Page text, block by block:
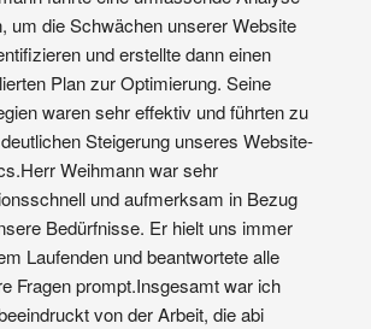
um die Schwächen unserer Website
und erstellte dann einen
Plan zur Optimierung. Seine
waren sehr effektiv und führten zu
Steigerung unseres Website-
Weihmann war sehr
und aufmerksam in Bezug
Bedürfnisse. Er hielt uns immer
Laufenden und beantwortete alle
Fragen prompt.Insgesamt war ich
von der Arbeit, die abi